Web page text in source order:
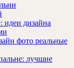
идеи дизайна
фото реальные
лучшие